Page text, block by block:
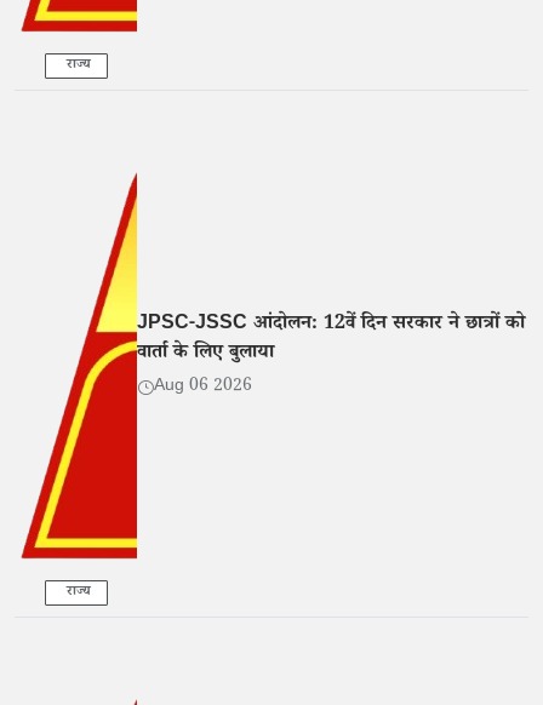
राज्य
राज्य
JPSC-JSSC आंदोलन: 12वें दिन सरकार ने छात्रों को
वार्ता के लिए बुलाया
Aug 06 2026